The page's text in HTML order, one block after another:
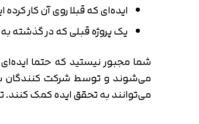
ایده‌ای که قبلا روی آن کار کرده
یک پروژه قبلی که در گذشته
شما مجبور نیستید که حتما
می‌شوند و توسط شرکت کنندگان
می‌توانند به تحقق ایده کمک کنند. تیم‌ها معمولا از 5